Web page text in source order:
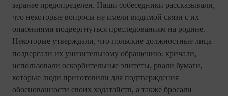
заранее предопределен. Наши собеседники рассказывали,
что некоторые вопросы не имели видимой связи с их
опасениями подвергнуться преследованиям на родине.
Некоторые утверждали, что польские должностные лица
подвергали их унизительному обращению: кричали,
использовали оскорбительные эпитеты, рвали бумаги,
которые люди приготовили для подтверждения
обоснованности своих ходатайств, а также бросали